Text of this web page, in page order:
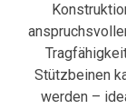
Stützbeinen
werden –